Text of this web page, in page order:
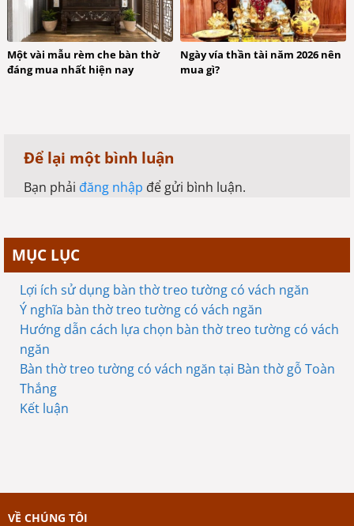
MỤC LỤC
Lợi ích sử dụng bàn thờ treo tường có vách ngăn
Ý nghĩa bàn thờ treo tường có vách ngăn
Hướng dẫn cách lựa chọn bàn thờ treo tường có vách
ngăn
Bàn thờ treo tường có vách ngăn tại Bàn thờ gỗ Toàn
Thắng
Kết luận
Một vài mẫu rèm che bàn thờ
đáng mua nhất hiện nay
Ngày vía thần tài năm 2026 nên
mua gì?
Để lại một bình luận
Bạn phải đăng nhập để gửi bình luận.
VỀ CHÚNG TÔI